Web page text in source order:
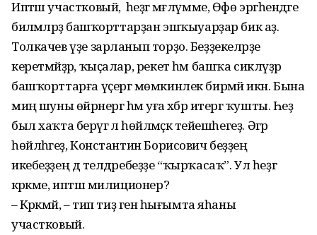
Иптәш участковый, ә һеҙгә мәғлүмме, Өфө эргәһендәге
биләмәләрҙә башҡорттарҙан эшҡыуарҙар бик аҙ.
Толкачев үҙе зарланып торҙо. Беҙҙекеләрҙе
керетмәйҙәр, ҡыҫалар, рекет һәм башҡа сикләүҙәр
башҡорттарға үҫергә мөмкинлек бирмәй икән. Бына
миңә шуны өйрәнергә һәм уға хәбәр итергә ҡушты. Һеҙ
был хаҡта берәүгә лә һөйләмәҫкә тейешһегеҙ. Әгәр
һөйләһәгеҙ, Константин Борисович беҙҙең
икебеҙҙең дә телдәребеҙҙе “ҡырҡасаҡ”. Ул һеҙгә
кәрәкме, иптәш милиционер?
– Кәрәкмәй, – тип тиҙ генә һығымта яһаны
участковый.